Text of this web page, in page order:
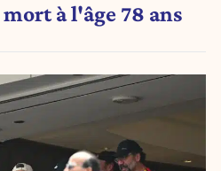
à l'âge 78 ans